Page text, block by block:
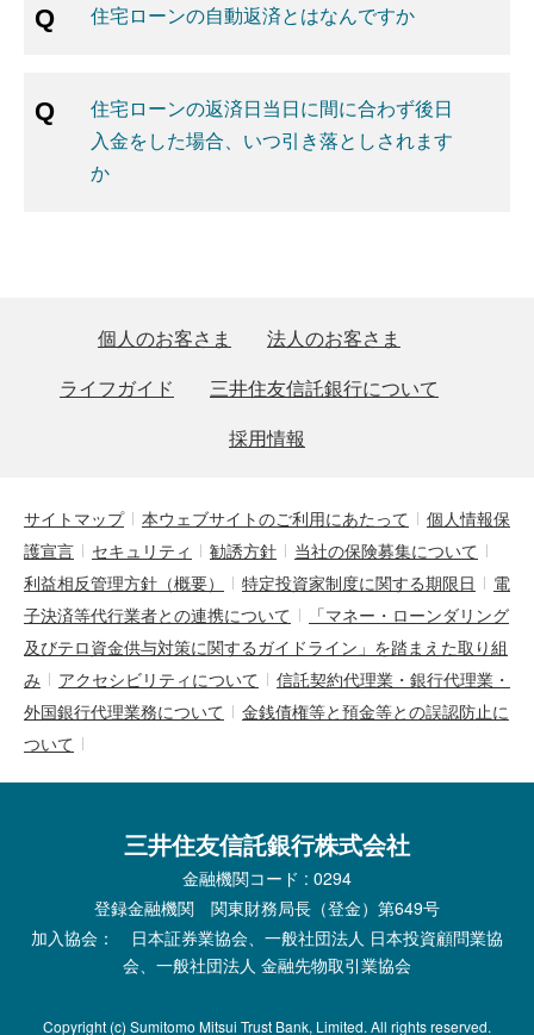
住宅ローンの自動返済とはなんですか
住宅ローンの返済日当日に間に合わず後日
入金をした場合、いつ引き落としされます
か
個人のお客さま
法人のお客さま
ライフガイド
三井住友信託銀行について
採用情報
サイトマップ 本ウェブサイトのご利用にあたって
個人情報保
護宣言
セキュリティ 勧誘方針
当社の保険募集について
利益相反管理方針（概要）
特定投資家制度に関する期限日
電
子決済等代行業者との連携について
「マネー・ローンダリング
及びテロ資金供与対策に関するガイドライン」を踏まえた取り組
み
アクセシビリティについて
信託契約代理業・銀行代理業・
外国銀行代理業務について
金銭債権等と預金等との誤認防止に
ついて
三井住友信託銀行株式会社
金融機関コード : 0294
登録金融機関 関東財務局長（登金）第649号
加入協会： 日本証券業協会、一般社団法人 日本投資顧問業協
会、一般社団法人 金融先物取引業協会
Copyright (c) Sumitomo Mitsui Trust Bank, Limited. All rights reserved.